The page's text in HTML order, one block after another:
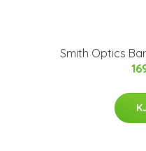
Smith Optics